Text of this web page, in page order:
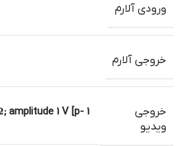
ورودی آلارم
خروجی آلارم
خروجی
ویدیو
amplitude 1 V [p-